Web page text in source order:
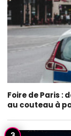
Foire de Paris :
au couteau à